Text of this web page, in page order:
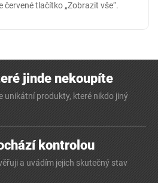
červené tlačítko „Zobrazit vše“.
jinde nekoupíte
unikátní produkty, které nikdo jiný
kontrolou
a uvádím jejich skutečný stav